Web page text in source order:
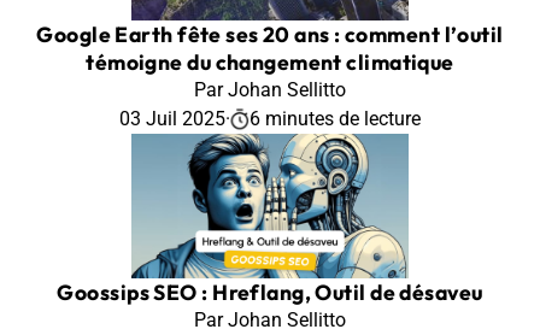
Google Earth fête ses 20 ans : comment l’outil
témoigne du changement climatique
Par Johan Sellitto
03 Juil 2025· 6 minutes de lecture
Goossips SEO : Hreflang, Outil de désaveu
Par Johan Sellitto